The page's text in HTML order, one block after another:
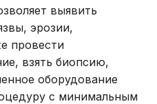
выявить
эрозии,
провести
взять биопсию,
оборудование
с минимальным